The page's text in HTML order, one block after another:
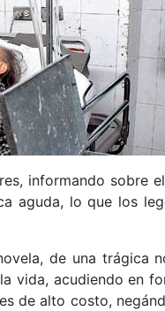
informando sobre
aguda, lo que los
de una trágica
vida, acudiendo en
de alto costo,